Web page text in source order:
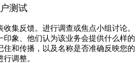
测试
集反馈。进行调查或焦点小组讨论。
印象、他们认为该业务会提供什么样的
住和传播，以及名称是否准确反映您的
调整。